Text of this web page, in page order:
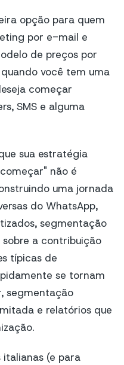
opção para quem
por e-mail e
de preços por
você tem uma
começar
SMS e alguma
sua estratégia
não é
uma jornada
do WhatsApp,
segmentação
a contribuição
típicas de
se tornam
segmentação
e relatórios que
italianas (e para